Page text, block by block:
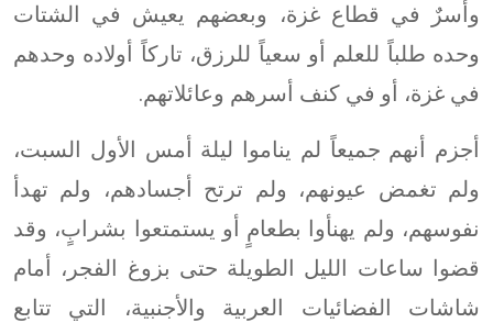
وأسرٌ في قطاع غزة، وبعضهم يعيش في الشتات
وحده طلباً للعلم أو سعياً للرزق، تاركاً أولاده وحدهم
في غزة، أو في كنف أسرهم وعائلاتهم.
أجزم أنهم جميعاً لم يناموا ليلة أمس الأول السبت،
ولم تغمض عيونهم، ولم ترتح أجسادهم، ولم تهدأ
نفوسهم، ولم يهنأوا بطعامٍ أو يستمتعوا بشرابٍ، وقد
قضوا ساعات الليل الطويلة حتى بزوغ الفجر، أمام
شاشات الفضائيات العربية والأجنبية، التي تتابع